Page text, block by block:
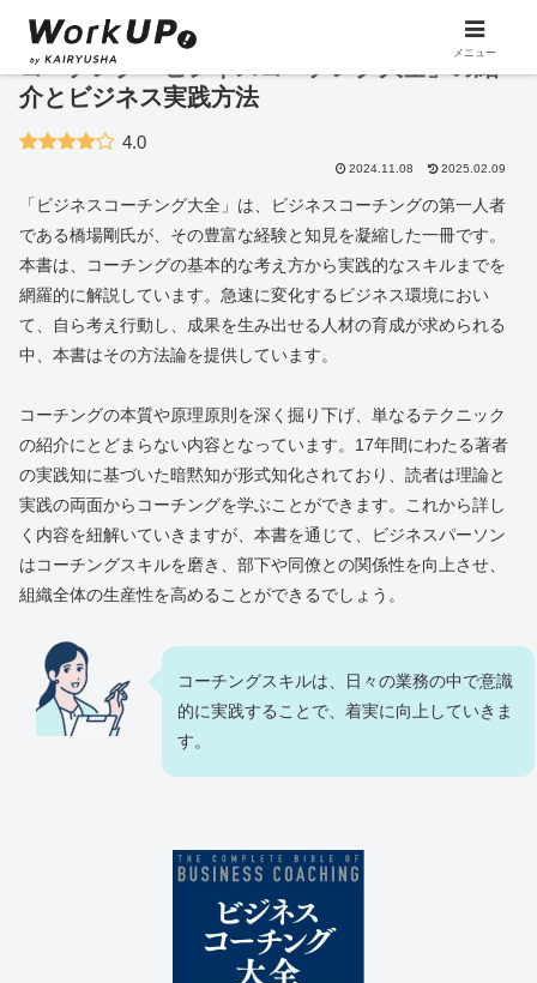
コーチング「ビジネスコーチング大全」の紹
介とビジネス実践方法
4.0
2024.11.08 2025.02.09
「ビジネスコーチング大全」は、ビジネスコーチングの第一人者
である橋場剛氏が、その豊富な経験と知見を凝縮した一冊です。
本書は、コーチングの基本的な考え方から実践的なスキルまでを
網羅的に解説しています。急速に変化するビジネス環境におい
て、自ら考え行動し、成果を生み出せる人材の育成が求められる
中、本書はその方法論を提供しています。
コーチングの本質や原理原則を深く掘り下げ、単なるテクニック
の紹介にとどまらない内容となっています。17年間にわたる著者
の実践知に基づいた暗黙知が形式知化されており、読者は理論と
実践の両面からコーチングを学ぶことができます。これから詳し
く内容を紐解いていきますが、本書を通じて、ビジネスパーソン
はコーチングスキルを磨き、部下や同僚との関係性を向上させ、
組織全体の生産性を高めることができるでしょう。
コーチングスキルは、日々の業務の中で意識
的に実践することで、着実に向上していきま
す。
メニュー